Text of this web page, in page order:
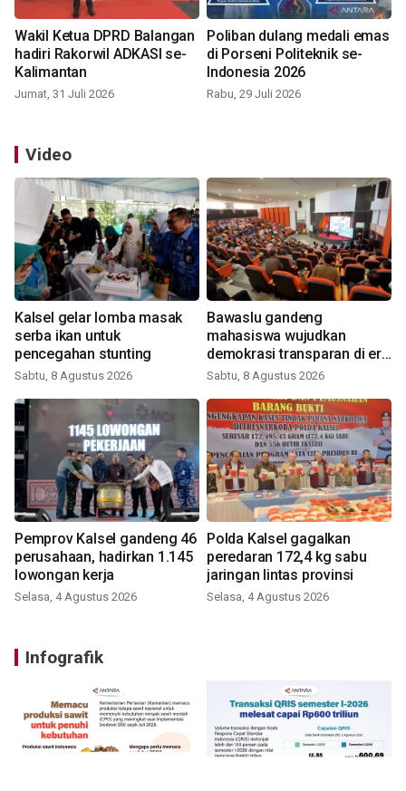
Wakil Ketua DPRD Balangan
hadiri Rakorwil ADKASI se-
Kalimantan
Jumat, 31 Juli 2026
Poliban dulang medali emas
di Porseni Politeknik se-
Indonesia 2026
Rabu, 29 Juli 2026
Video
Kalsel gelar lomba masak
serba ikan untuk
pencegahan stunting
Sabtu, 8 Agustus 2026
Bawaslu gandeng
mahasiswa wujudkan
demokrasi transparan di era
digital
Sabtu, 8 Agustus 2026
Pemprov Kalsel gandeng 46
perusahaan, hadirkan 1.145
lowongan kerja
Selasa, 4 Agustus 2026
Polda Kalsel gagalkan
peredaran 172,4 kg sabu
jaringan lintas provinsi
Selasa, 4 Agustus 2026
Infografik